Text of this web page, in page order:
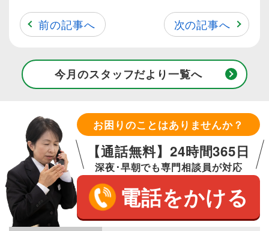
前の記事へ 次の記事へ
今月のスタッフだより一覧へ
お困りのことはありませんか？
【通話無料】24時間365日
深夜･早朝でも専門相談員が対応
電話をかける